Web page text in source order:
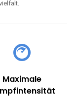
Maximale